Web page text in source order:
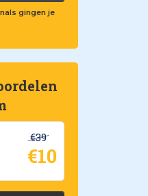
gingen je
€39
€10